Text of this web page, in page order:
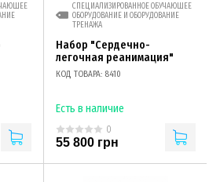
СПЕЦИАЛИЗИРОВАННОЕ ОБУЧАЮЩЕЕ
ОБОРУДОВАНИЕ И ОБОРУДОВАНИЕ
ТРЕНАЖА
Набор "Сердечно-
легочная реанимация"
КОД ТОВАРА: 8410
Есть в наличие
0
55 800 грн